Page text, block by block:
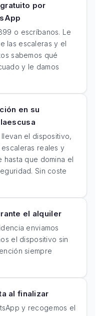
por
o escríbanos. Le
las escaleras y el
sabemos qué
y le damos
en su
el dispositivo,
reales y
hasta que domina el
Sin coste
el alquiler
enviamos
el dispositivo sin
siempre
al finalizar
y recogemos el